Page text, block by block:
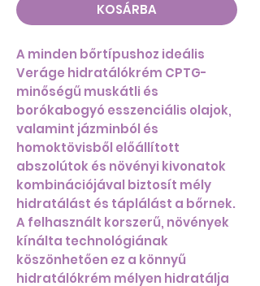
KOSÁRBA
A minden bőrtípushoz ideális
Veráge hidratálókrém CPTG-
minőségű muskátli és
borókabogyó esszenciális olajok,
valamint jázminból és
homoktövisből előállított
abszolútok és növényi kivonatok
kombinációjával biztosít mély
hidratálást és táplálást a bőrnek.
A felhasznált korszerű, növények
kínálta technológiának
köszönhetően ez a könnyű
hidratálókrém mélyen hidratálja